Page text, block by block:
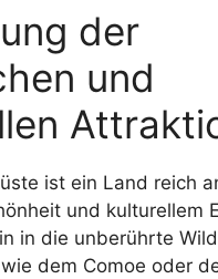
der
und
ist ein Land reich
und kulturellem
in die unberührte
dem Comoe oder